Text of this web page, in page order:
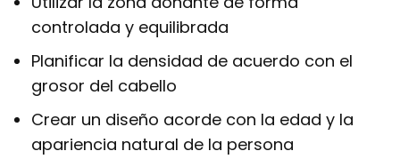
controlada y equilibrada
Planificar la densidad de acuerdo con el
grosor del cabello
Crear un diseño acorde con la edad y la
apariencia natural de la persona